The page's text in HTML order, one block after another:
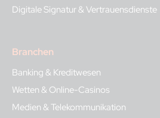
Digitale Signatur & Vertrauensdienste
Branchen
Banking & Kreditwesen
Wetten & Online-Casinos
Medien & Telekommunikation